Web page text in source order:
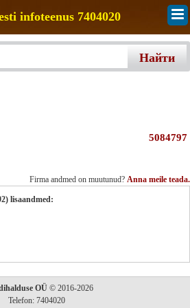
infoteenus 7404020
5084797
Firma andmed on muutunud? Anna meile teada.
lisaandmed:
OÜ© 2016-2026
Telefon: 7404020